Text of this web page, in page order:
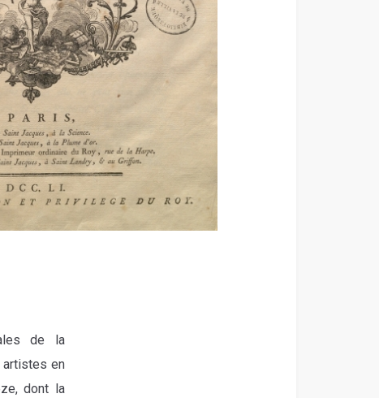
de la
artistes en
dont la